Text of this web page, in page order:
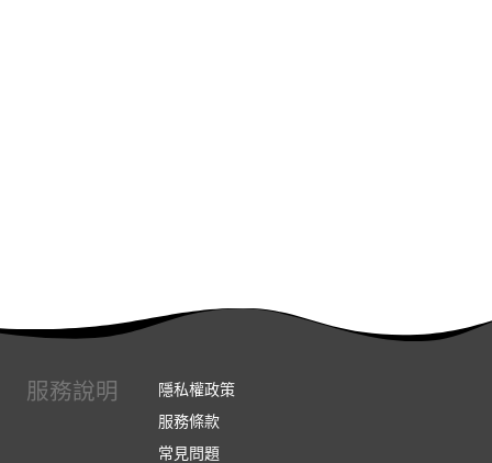
服務說明
隱私權政策
服務條款
常見問題